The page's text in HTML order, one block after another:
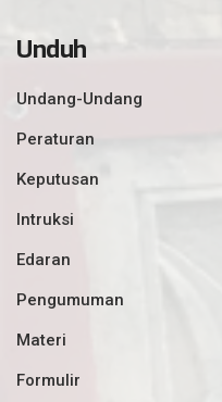
Unduh
Undang-Undang
Peraturan
Keputusan
Intruksi
Edaran
Pengumuman
Materi
Formulir